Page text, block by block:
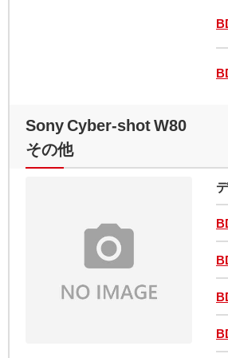
Sony Cyber-shot W80
その他